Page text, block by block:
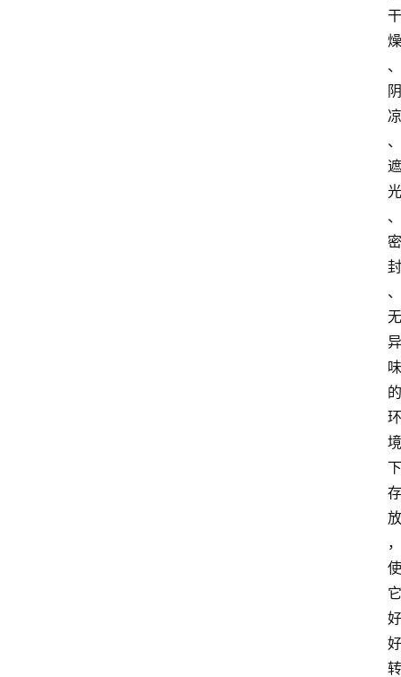
干
燥
、
阴
凉
、
遮
光
、
密
封
、
无
异
味
的
环
境
下
存
放
，
使
它
好
好
转